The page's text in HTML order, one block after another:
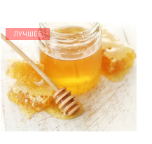
ЛУЧШЕЕ